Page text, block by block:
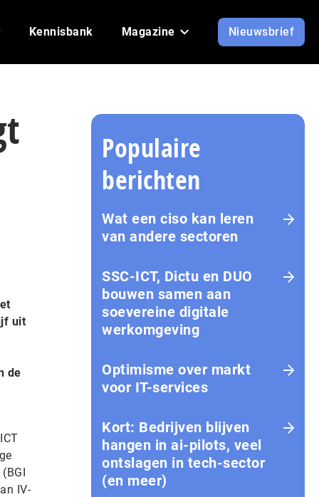
Kennisbank Magazine Nieuwsbrief
uit
de
IV-
Populaire
berichten
Wat een ciso kan leren
van andere sectoren
SSC-ICT, Dictu en DUO
bouwen samen aan
soevereine digitale
werkomgeving
Optimisme over markt
voor IT-services
Kort: Bedrijven blijven
hangen in ai-pilots, veel
ontslagen in tech-sector
(en meer)